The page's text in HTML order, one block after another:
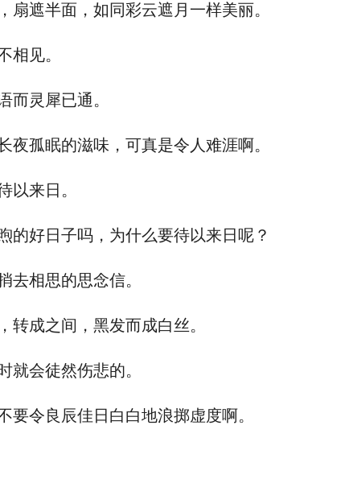
遮半面，如同彩云遮月一样美丽。
见。
灵犀已通。
孤眠的滋味，可真是令人难涯啊。
来日。
好日子吗，为什么要待以来日呢？
相思的思念信。
成之间，黑发而成白丝。
会徒然伤悲的。
令良辰佳日白白地浪掷虚度啊。